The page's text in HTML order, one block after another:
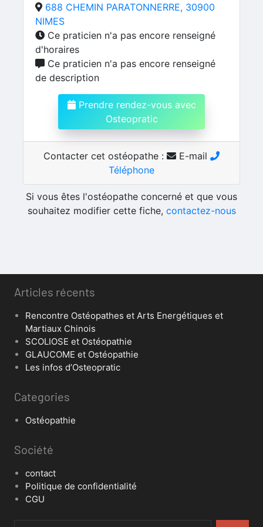
688 CHEMIN PARATONNERRE, 30900
NIMES
Ce praticien n'a pas encore renseigné
d'horaires
Ce praticien n'a pas encore renseigné
de description
Prendre rendez-vous avec
Osteopratic
Contacter cet ostéopathe :
E-mail
Téléphone
Si vous êtes l'ostéopathe concerné et que vous
souhaitez modifier cette fiche, contactez-nous
Articles récents
Rencontre Ostéopathes et Arts Energétiques et
Martiaux Chinois
SCOLIOSE et Ostéopathie
GLAUCOME et Ostéopathie
Les infos d’Osteopratic
Categories
Ostéopathie
Société
contact
Politique de confidentialité
CGU